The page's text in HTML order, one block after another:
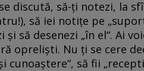
discută, să-ţi notezi, la
să iei notiţe pe
şi să desenezi „în el“. Ai
oprelişti. Nu ţi se cere
cunoaştere“, să fii